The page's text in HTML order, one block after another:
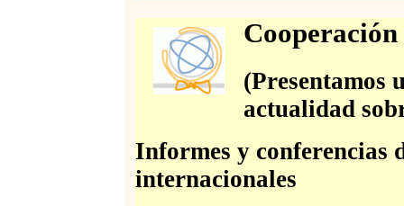
(Presentamos
actualidad
Informes y conferencias
internacionales